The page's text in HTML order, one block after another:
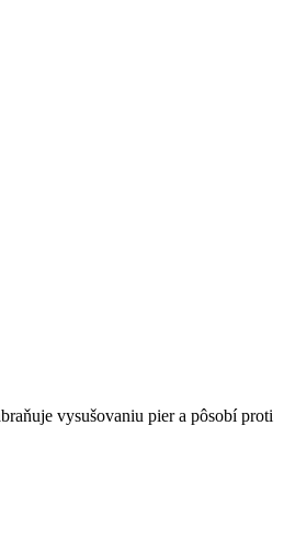
vysušovaniu pier a pôsobí proti